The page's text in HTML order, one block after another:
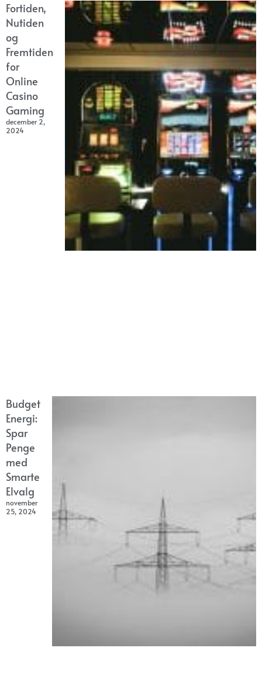
Fortiden,
Nutiden
og
Fremtiden
for
Online
Casino
Gaming
december 2,
2024
Budget
Energi:
Spar
Penge
med
Smarte
Elvalg
november
25, 2024